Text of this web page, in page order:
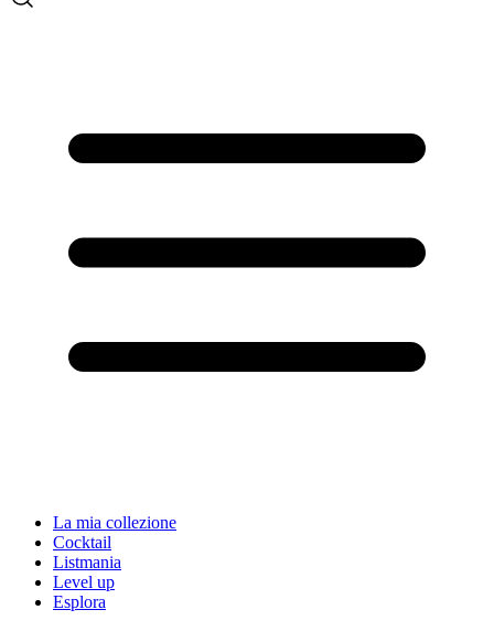
La mia collezione
Cocktail
Listmania
Level up
Esplora